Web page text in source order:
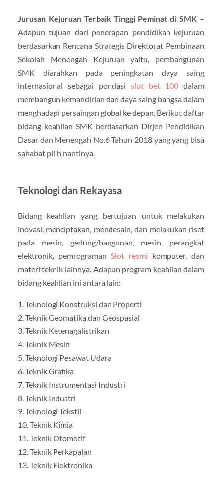
Jurusan Kejuruan Terbaik Tinggi Peminat di SMK –
Adapun tujuan dari penerapan pendidikan kejuruan
berdasarkan Rencana Strategis Direktorat Pembinaan
Sekolah Menengah Kejuruan yaitu, pembangunan
SMK diarahkan pada peningkatan daya saing
internasional sebagai pondasi slot bet 100 dalam
membangun kemandirian dan daya saing bangsa dalam
menghadapi persaingan global ke depan. Berikut daftar
bidang keahlian SMK berdasarkan Dirjen Pendidikan
Dasar dan Menengah No.6 Tahun 2018 yang yang bisa
sahabat pilih nantinya.
Teknologi dan Rekayasa
Bidang keahlian yang bertujuan untuk melakukan
inovasi, menciptakan, mendesain, dan melakukan riset
pada mesin, gedung/bangunan, mesin, perangkat
elektronik, pemrograman Slot resmi komputer, dan
materi teknik lainnya. Adapun program keahlian dalam
bidang keahlian ini antara lain:
1. Teknologi Konstruksi dan Properti
2. Teknik Geomatika dan Geospasial
3. Teknik Ketenagalistrikan
4. Teknik Mesin
5. Teknologi Pesawat Udara
6. Teknik Grafika
7. Teknik Instrumentasi Industri
8. Teknik Industri
9. Teknologi Tekstil
10. Teknik Kimia
11. Teknik Otomotif
12. Teknik Perkapalan
13. Teknik Elektronika